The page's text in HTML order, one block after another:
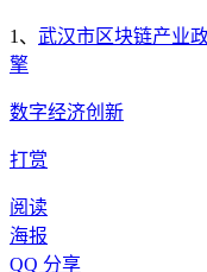
1、 武汉市区块链产业
擎
数字经济创新
打赏
阅读
海报
QQ 分享